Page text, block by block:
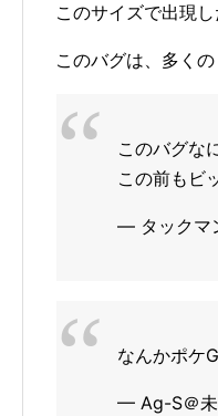
このサイズで出現
このバグは、多く
このバグな
この前もビ
— タックマ
なんかポケ
— Ag-S＠未